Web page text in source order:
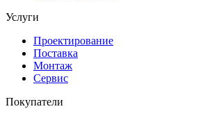
Услуги
Проектирование
Поставка
Монтаж
Сервис
Покупатели